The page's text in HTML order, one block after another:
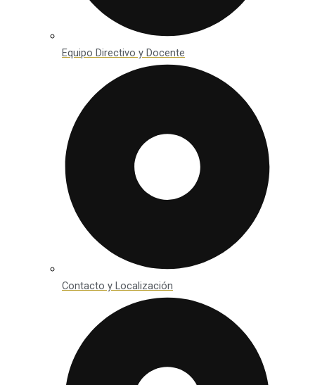
Equipo Directivo y Docente
Contacto y Localización